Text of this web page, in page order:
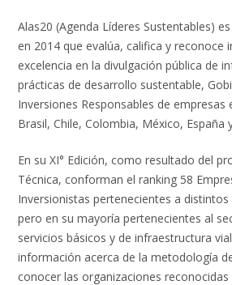
Alas20 (Agenda Líderes Sustentables)
en 2014 que evalúa, califica y reconoce
excelencia en la divulgación pública de
prácticas de desarrollo sustentable,
Inversiones Responsables de empresas
Brasil, Chile, Colombia, México, España
En su XI° Edición, como resultado del
Técnica, conforman el ranking 58
Inversionistas pertenecientes a
pero en su mayoría pertenecientes al
servicios básicos y de infraestructura
información acerca de la metodología
conocer las organizaciones reconocidas